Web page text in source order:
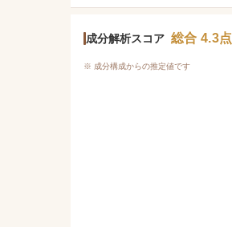
成分解析スコア 総合 4.3点
※ 成分構成からの推定値です